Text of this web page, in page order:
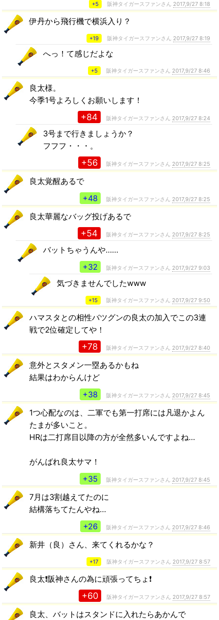
+5 阪神タイガースファンさん 2017,9/27 8:18
伊丹から飛行機で横浜入り？
+19 阪神タイガースファンさん 2017,9/27 8:19
へっ！て感じだよな
+5 阪神タイガースファンさん 2017,9/27 8:46
良太様。
今季1号よろしくお願いします！
+84 阪神タイガースファンさん 2017,9/27 8:24
3号まで行きましょうか？
フフフ・・・。
+56 阪神タイガースファンさん 2017,9/27 8:25
良太覚醒あるで
+48
阪神タイガースファンさん 2017,9/27 8:25
良太華麗なバッグ投げあるで
+54 阪神タイガースファンさん 2017,9/27 8:25
バットちゃうんや……
+32
阪神タイガースファンさん 2017,9/27 9:03
気づきませんでしたwww
+15 阪神タイガースファンさん 2017,9/27 9:50
ハマスタとの相性バツグンの良太の加入でこの3連
戦で2位確定してや！
+78 阪神タイガースファンさん 2017,9/27 8:40
意外とスタメン一塁あるかもね
結果はわからんけど
+38
阪神タイガースファンさん 2017,9/27 8:45
1つ心配なのは、二軍でも第一打席には凡退かよん
たまが多いこと。
HRは二打席目以降の方が全然多いんですよね…
がんばれ良太サマ！
+35
阪神タイガースファンさん 2017,9/27 8:45
7月は3割越えてたのに
結構落ちてたんやね…
+26
阪神タイガースファンさん 2017,9/27 8:46
新井（良）さん、来てくれるかな？
+17 阪神タイガースファンさん 2017,9/27 8:57
良太❗阪神さんの為に頑張ってちょ❗
+60 阪神タイガースファンさん 2017,9/27 8:57
良太、バットはスタンドに入れたらあかんで